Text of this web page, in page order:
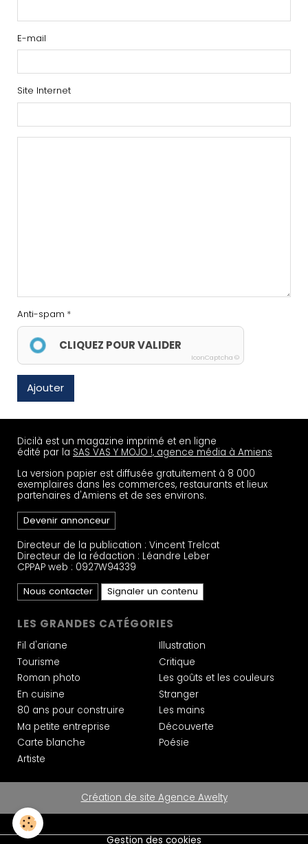
E-mail
Site Internet
Anti-spam
CLIQUEZ POUR VALIDER
IconCaptcha ©
Ajouter
Dicilà est un magazine imprimé et en ligne
édité par la SAS VAS Y MOJO !, agence média à Amiens
La version papier est diffusée gratuitement à 8 000
exemplaires dans les commerces, restaurants et lieux
partenaires d'Amiens et de ses environs.
Devenir annonceur
Directeur de la publication : Vincent Trelcat
Directeur de la rédaction : Léandre Leber
CPPAP web : 0927W94339
Nous contacter
Signaler un contenu
LES GRANDES CATÉGORIES
Fil d'ariane
Tourisme
Roman photo
En cuisine
80 ans pour construire
Ma petite entreprise
Carte blanche
Artiste
Illustration
Critique
Les goûts et les couleurs
Stranger
Les mains
Découverte
Poésie
Création de site Agence Awelty
Gestion des cookies